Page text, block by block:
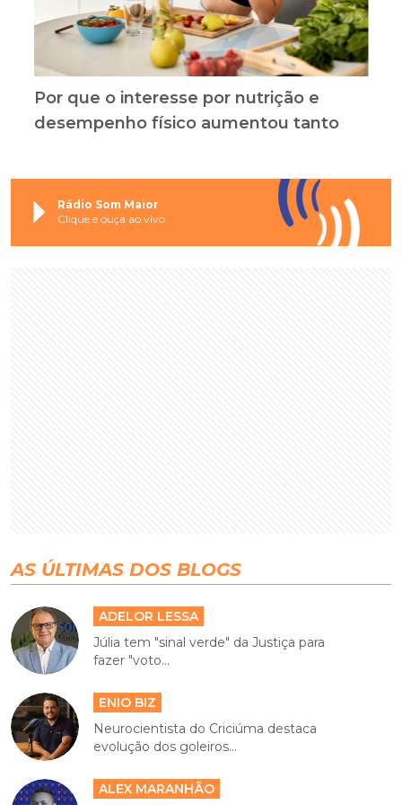
Por que o interesse por nutrição e
desempenho físico aumentou tanto
Rádio Som Maior
Clique e ouça ao vivo
AS ÚLTIMAS DOS BLOGS
ADELOR LESSA
Júlia tem "sinal verde" da Justiça para
fazer "voto...
ENIO BIZ
Neurocientista do Criciúma destaca
evolução dos goleiros...
ALEX MARANHÃO